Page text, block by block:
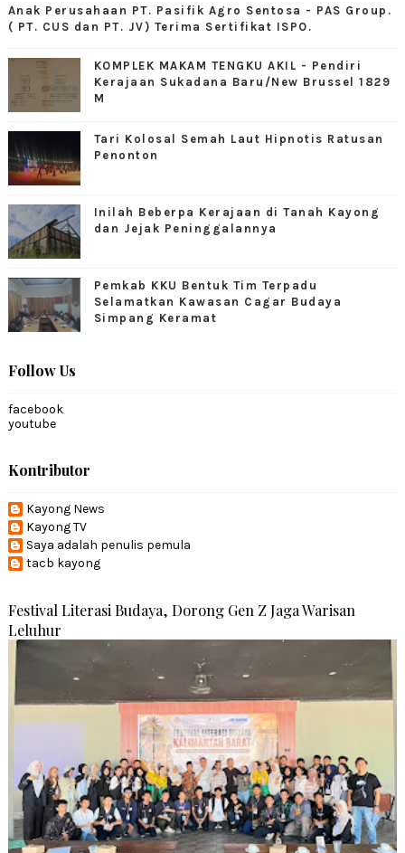
Anak Perusahaan PT. Pasifik Agro Sentosa - PAS Group.
( PT. CUS dan PT. JV) Terima Sertifikat ISPO.
KOMPLEK MAKAM TENGKU AKIL - Pendiri
Kerajaan Sukadana Baru/New Brussel 1829
M
Tari Kolosal Semah Laut Hipnotis Ratusan
Penonton
Inilah Beberpa Kerajaan di Tanah Kayong
dan Jejak Peninggalannya
Pemkab KKU Bentuk Tim Terpadu
Selamatkan Kawasan Cagar Budaya
Simpang Keramat
Follow Us
facebook
youtube
Kontributor
Kayong News
Kayong TV
Saya adalah penulis pemula
tacb kayong
Festival Literasi Budaya, Dorong Gen Z Jaga Warisan
Leluhur